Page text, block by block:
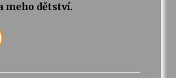
meho dětství.